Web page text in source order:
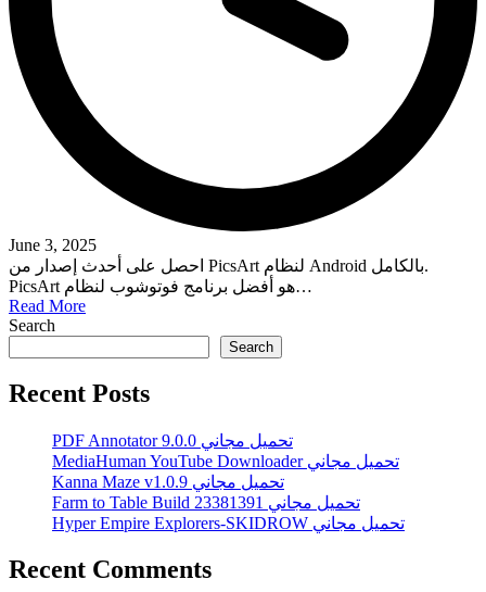
June 3, 2025
احصل على أحدث إصدار من PicsArt لنظام Android بالكامل.
PicsArt هو أفضل برنامج فوتوشوب لنظام…
Read More
Search
Search
Recent Posts
PDF Annotator 9.0.0 تحميل مجاني
MediaHuman YouTube Downloader تحميل مجاني
Kanna Maze v1.0.9 تحميل مجاني
Farm to Table Build 23381391 تحميل مجاني
Hyper Empire Explorers-SKIDROW تحميل مجاني
Recent Comments